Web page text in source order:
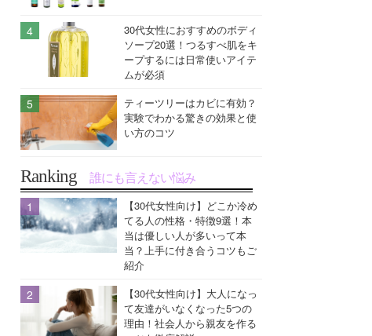
30代女性におすすめのボディ
ソープ20選！つるすべ肌をキ
ープするには日常使いアイテ
ムが必須
ティーツリーはカビに有効？
実験でわかる驚きの効果と使
い方のコツ
Ranking 誰にも言えない悩み
【30代女性向け】どこか冷め
てる人の性格・特徴9選！本
当は優しい人が多いって本
当？上手に付き合うコツもご
紹介
【30代女性向け】大人になっ
て友達がいなくなった5つの
理由！社会人から親友を作る